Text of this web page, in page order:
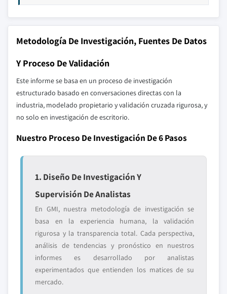
Metodología De Investigación, Fuentes De Datos
Y Proceso De Validación
Este informe se basa en un proceso de investigación
estructurado basado en conversaciones directas con la
industria, modelado propietario y validación cruzada rigurosa, y
no solo en investigación de escritorio.
Nuestro Proceso De Investigación De 6 Pasos
1. Diseño De Investigación Y
Supervisión De Analistas
En GMI, nuestra metodología de investigación se
basa en la experiencia humana, la validación
rigurosa y la transparencia total. Cada perspectiva,
análisis de tendencias y pronóstico en nuestros
informes es desarrollado por analistas
experimentados que entienden los matices de su
mercado.